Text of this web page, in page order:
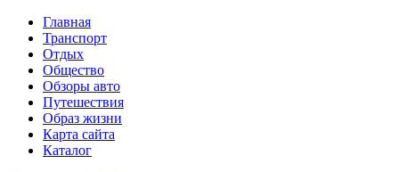
Главная
Транспорт
Отдых
Общество
Обзоры авто
Путешествия
Образ жизни
Карта сайта
Каталог